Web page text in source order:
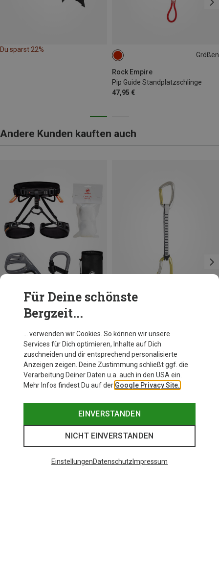
Du sparst 22%
Größen
Rock Empire
Pip Guide Standplatzschlinge
47,95 €
ONE SIZE
Andere Kunden kauften auch
Ophir 4 Slide Kletterset
139,60 €
Für Deine schönste
Bergzeit...
… verwenden wir Cookies. So können wir unsere
Services für Dich optimieren, Inhalte auf Dich
zuschneiden und dir entsprechend personalisierte
Anzeigen zeigen. Deine Zustimmung schließt ggf. die
Verarbeitung Deiner Daten u.a. auch in den USA ein.
Mehr Infos findest Du auf der Google Privacy Site.
EINVERSTANDEN
NICHT EINVERSTANDEN
EinstellungenDatenschutz Impressum